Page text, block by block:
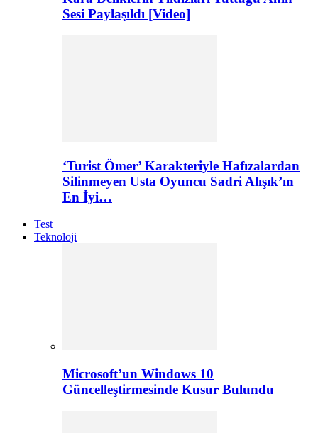
Sesi Paylaşıldı [Video]
‘Turist Ömer’ Karakteriyle Hafızalardan
Silinmeyen Usta Oyuncu Sadri Alışık’ın
En İyi…
Test
Teknoloji
Microsoft’un Windows 10
Güncelleştirmesinde Kusur Bulundu